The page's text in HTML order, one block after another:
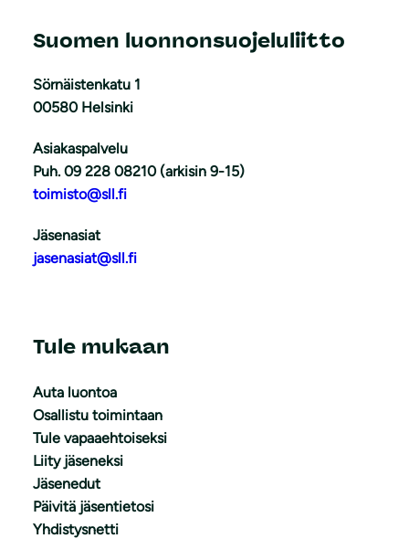
Suomen luonnonsuojeluliitto
Sörnäistenkatu 1
00580 Helsinki
Asiakaspalvelu
Puh. 09 228 08210 (arkisin 9-15)
toimisto@sll.fi
Jäsenasiat
jasenasiat@sll.fi
Tule mukaan
Auta luontoa
Osallistu toimintaan
Tule vapaaehtoiseksi
Liity jäseneksi
Jäsenedut
Päivitä jäsentietosi
Yhdistysnetti